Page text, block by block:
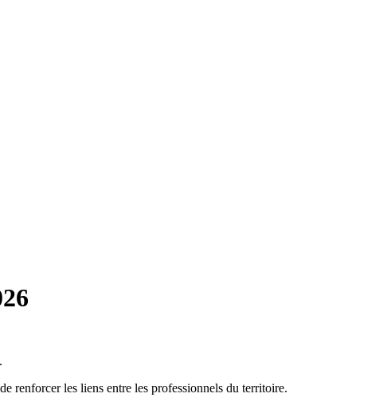
renforcer les liens entre les professionnels du territoire.